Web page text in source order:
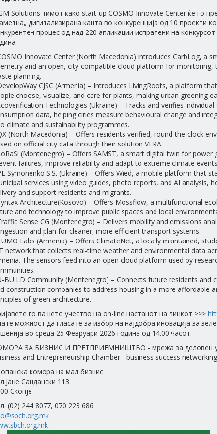
Solutions тимот како start-up COSMO Innovate Center ќе го
дигитализирана канта во конкуренција од 10 проекти
процес од над 220 апликации испратени на
Innovate Center (North Macedonia) introduces CarbLog, a
and an open, city-compatible cloud platform for monitoring,
planning.
CJSC (Armenia) – Introduces LivingRoots, a platform
choose, visualize, and care for plants, making urban greening
Technologies (Ukraine) – Tracks and verifies individual
data, helping cities measure behavioural change and
climate and sustainability programmes.
(North Macedonia) – Offers residents verified, round-the-clock
on official city data through their solution VERA.
(Montenegro) – Offers SAMST, a smart digital twin for power
failures, improve reliability and adapt to extreme climate
Symonenko S.S. (Ukraine) – Offers Wied, a mobile platform that
services using video guides, photo reports, and AI analysis,
and support residents and migrants.
Architecture(Kosovo) – Offers Mossflow, a multifunctional
and technology to improve public spaces and local
Sense CG (Montenegro) – Delivers mobility and emissions
and plan for cleaner, more efficient transport systems.
Labs (Armenia) – Offers ClimateNet, a locally maintained,
network that collects real-time weather and environmental data
The sensors feed into an open cloud platform used by
BUILD Community (Montenegro) – Connects future residents and
construction companies to address housing in a more affordable
of green architecture.
го вашето учество на on-line настанот на линкот >>>
можност да гласате за избор на најдобра иновација за
во среда 25 Февруари 2026 година од 14.00 часот.
ЗА БИЗНИС И ПРЕТПРИЕМНИШТВО - мрежа за деловен
and Entrepreneurship Chamber - business success networking
комора на мал бизнис
Сандански 113
Скопје
(02) 244 8077, 070 223 686